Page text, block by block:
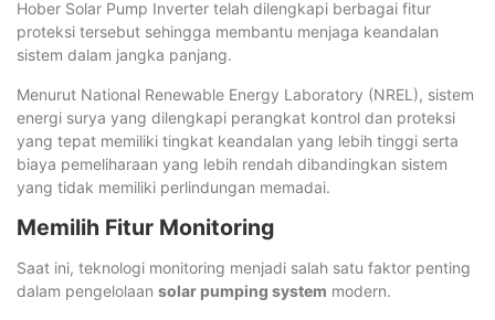
Hober Solar Pump Inverter telah dilengkapi berbagai fitur
proteksi tersebut sehingga membantu menjaga keandalan
sistem dalam jangka panjang.
Menurut National Renewable Energy Laboratory (NREL), sistem
energi surya yang dilengkapi perangkat kontrol dan proteksi
yang tepat memiliki tingkat keandalan yang lebih tinggi serta
biaya pemeliharaan yang lebih rendah dibandingkan sistem
yang tidak memiliki perlindungan memadai.
Memilih Fitur Monitoring
Saat ini, teknologi monitoring menjadi salah satu faktor penting
dalam pengelolaan solar pumping system modern.